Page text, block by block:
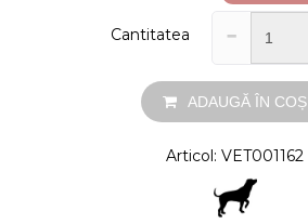
Cantitatea -
ADAUGĂ ÎN COȘ
Articol: VET001162